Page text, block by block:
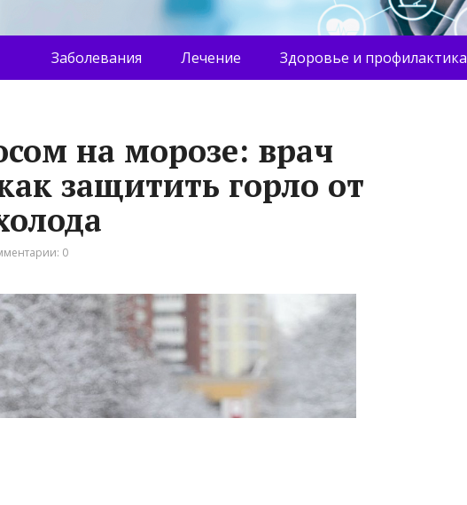
Заболевания Лечение Здоровье и профилактика
на морозе: врач
защитить горло от
0